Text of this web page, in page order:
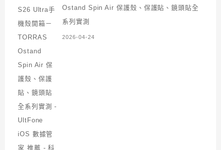
Ostand Spin Air 保護殼、保護貼、鏡頭貼全
系列實測
2026-04-24